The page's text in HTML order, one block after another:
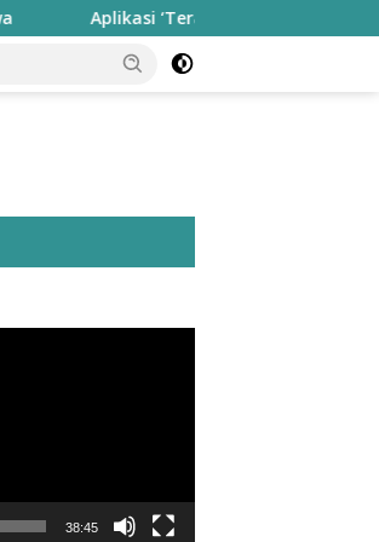
Aplikasi ‘Teras Pendidikan’ Disiapkan
38:45